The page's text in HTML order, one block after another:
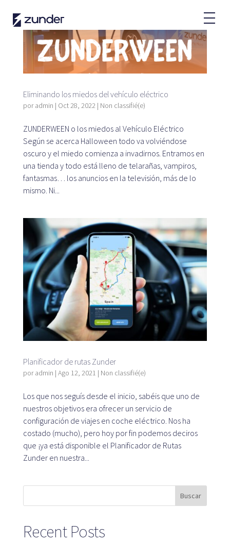
ES
Usuario VE
¿Cómo cargar?
Tarifas
Partners
Flotas
Grandes cuentas
Acuerdos
Plataforma SaaS
Plataforma SaaS
Beneficios
Para quién
Buscamos ubicaciones
¿Qué buscamos?
¿Qué ofrecemos?
Proponer ubicación
Blog
Eliminando los miedos del vehículo eléctrico
poradmin | Oct 28, 2022| Non classifié(e)
ZUNDERWEEN o los miedos al Vehículo Eléctrico
Según se acerca Halloween todo va volviéndose
oscuro y el miedo comienza a invadirnos. Entramos en
una tienda y todo está lleno de telarañas, vampiros,
fantasmas… los anuncios en la televisión, más de lo
mismo. Ni...
Planificador de rutas Zunder
poradmin | Ago 12, 2021 | Non classifié(e)
Los que nos seguís desde el inicio, sabéis que uno de
nuestros objetivos era ofrecer un servicio de
configuración de viajes en coche eléctrico. Nos ha
costado (mucho), pero hoy por fin podemos deciros
que ¡ya está disponible el Planificador de Rutas
Zunder en nuestra...
Buscar
Recent Posts